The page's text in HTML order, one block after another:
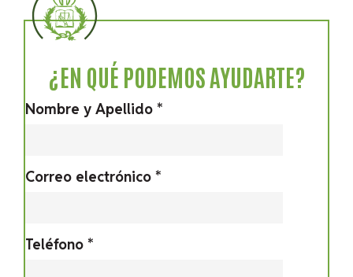
¿EN QUÉ PODEMOS AYUDARTE?
Nombre y Apellido *
Correo electrónico *
Teléfono *